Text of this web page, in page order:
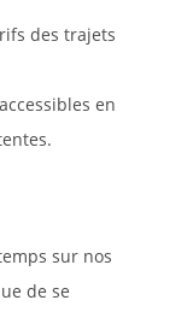
des trajets
en
sur nos
de se